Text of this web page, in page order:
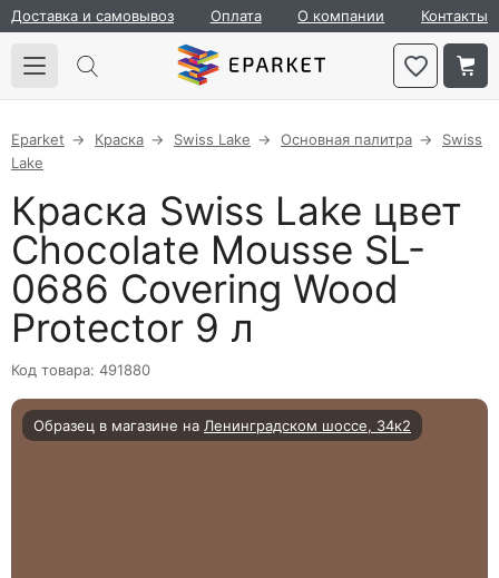
Доставка и самовывоз Оплата О компании Контакты
Eparket Краска Swiss Lake Основная палитра
Swiss
Lake
Краска Swiss Lake цвет
Chocolate Mousse SL-
0686 Covering Wood
Protector 9 л
Код товара: 491880
Образец в магазине на Ленинградском шоссе, 34к2